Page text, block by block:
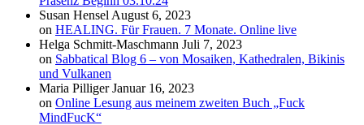
Susan Hensel August 6, 2023
on HEALING. Für Frauen. 7 Monate. Online live
Helga Schmitt-Maschmann Juli 7, 2023
on Sabbatical Blog 6 – von Mosaiken, Kathedralen, Bikinis
und Vulkanen
Maria Pilliger Januar 16, 2023
on Online Lesung aus meinem zweiten Buch „Fuck
MindFucK“